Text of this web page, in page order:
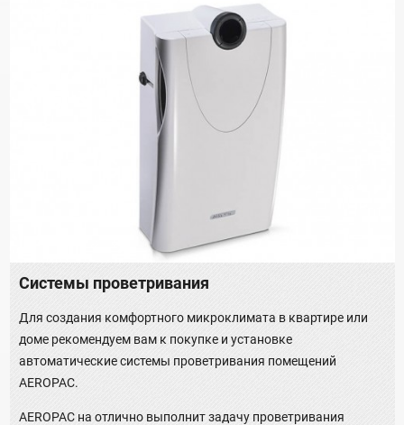
Системы проветривания
Для создания комфортного микроклимата в квартире или
доме рекомендуем вам к покупке и установке
автоматические системы проветривания помещений
AEROPAC.
AEROPAC на отлично выполнит задачу проветривания